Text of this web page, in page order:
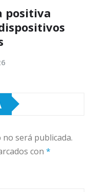
positiva
será publicada.
con *